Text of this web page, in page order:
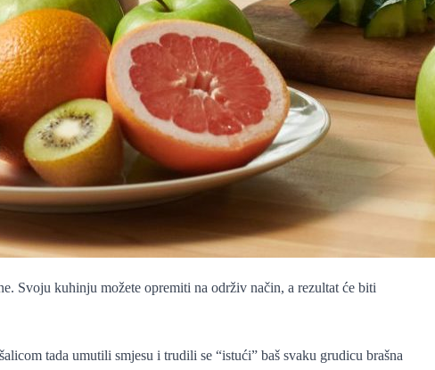
Svoju kuhinju možete opremiti na održiv način, a rezultat će biti
tada umutili smjesu i trudili se “istući” baš svaku grudicu brašna